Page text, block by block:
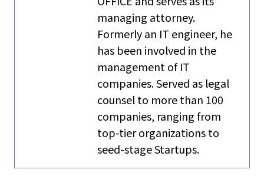
managing attorney.
Formerly an IT engineer, he
has been involved in the
management of IT
companies. Served as legal
counsel to more than 100
companies, ranging from
top-tier organizations to
seed-stage Startups.